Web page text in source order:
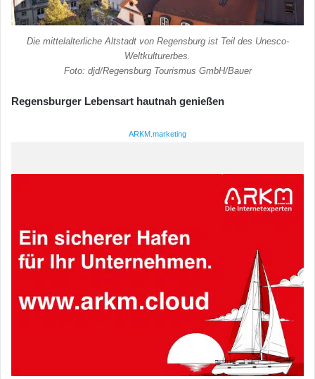
Die mittelalterliche Altstadt von Regensburg ist Teil des Unesco-
Weltkulturerbes.
Foto: djd/Regensburg Tourismus GmbH/Bauer
Regensburger Lebensart hautnah genießen
ARKM.marketing